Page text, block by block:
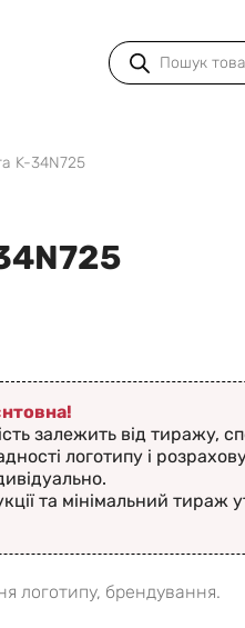
Пошук
товарів
K-34N725
залежить від тиражу,
логотипу і
та мінімальний тираж
логотипу, брендування.